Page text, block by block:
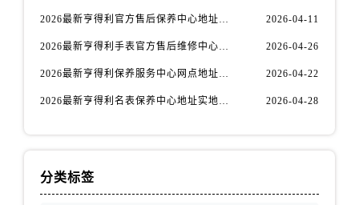
江苏省连云港市海州区通灌北路售后服务中心（需提前预约）
2026最新亨得利官方售后保养中心地址考察报告 2026-04-11
2026最新亨得利手表官方售后维修中心网点地址调研报告 2026-04-26
2026最新亨得利保养服务中心网点地址实地探访报告 2026-04-22
2026最新亨得利名表保养中心地址实地探访报告 2026-04-28
分类标签